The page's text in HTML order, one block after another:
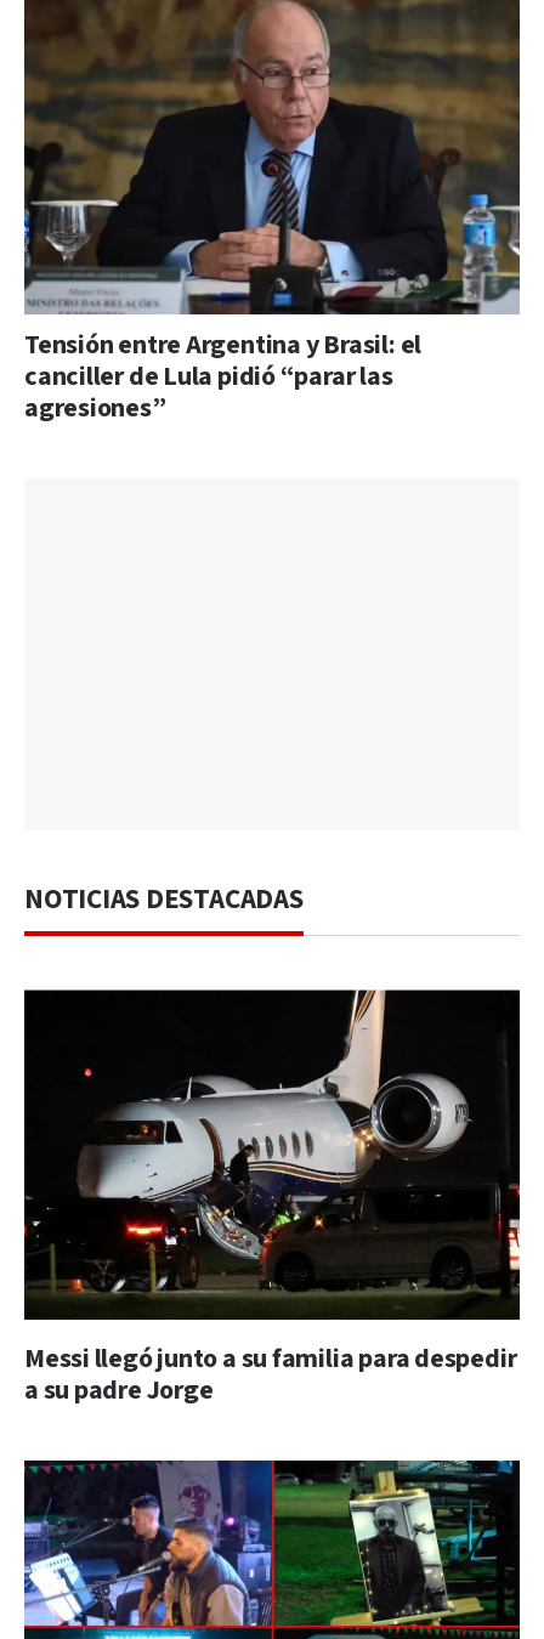
Tensión entre Argentina y Brasil: el
canciller de Lula pidió “parar las
agresiones”
NOTICIAS DESTACADAS
Messi llegó junto a su familia para despedir
a su padre Jorge